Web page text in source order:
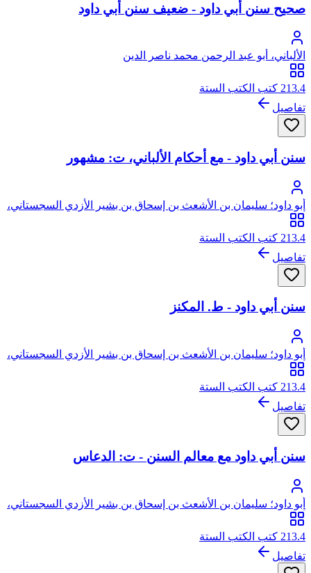
صحيح سنن أبي داود - ضعيف سنن أبي داود
الألباني، أبو عبد الرحمن محمد ناصر الدين
213.4 كتب الكتب الستة
تفاصيل
سنن أبي داود - مع أحكام الألباني، ت: مشهور
أبو داود؛ سليمان بن الأشعث بن إسحاق بن بشير الأزدي السجستاني،
أبو داود
213.4 كتب الكتب الستة
تفاصيل
سنن أبي داود - ط. المكنز
أبو داود؛ سليمان بن الأشعث بن إسحاق بن بشير الأزدي السجستاني،
أبو داود
213.4 كتب الكتب الستة
تفاصيل
سنن أبي داود مع معالم السنن - ت: الدعاس
أبو داود؛ سليمان بن الأشعث بن إسحاق بن بشير الأزدي السجستاني،
أبو داود
213.4 كتب الكتب الستة
تفاصيل